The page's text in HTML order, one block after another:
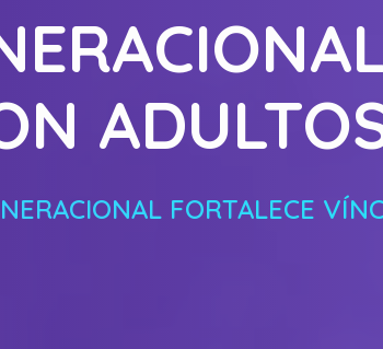
FORTALECE